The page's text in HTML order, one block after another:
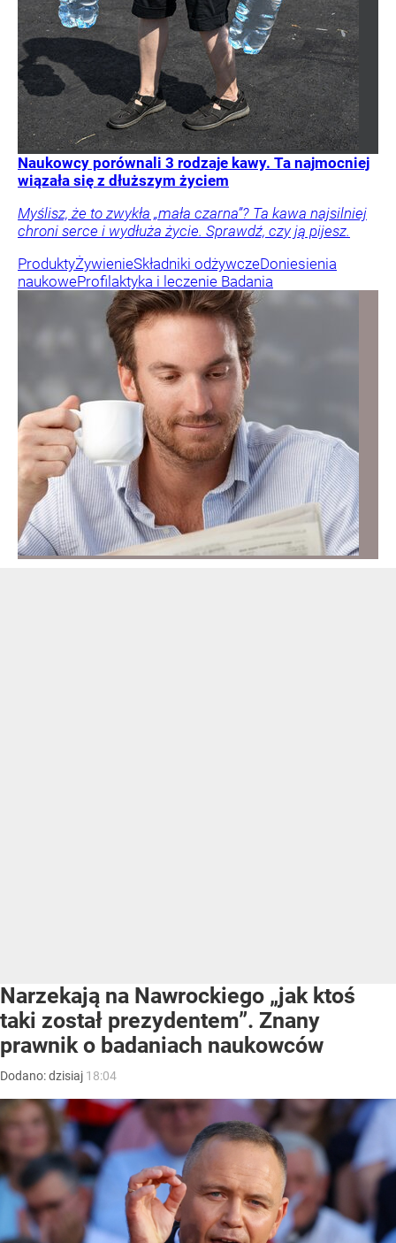
Naukowcy porównali 3 rodzaje kawy. Ta najmocniej
wiązała się z dłuższym życiem
Myślisz, że to zwykła „mała czarna”? Ta kawa najsilniej
chroni serce i wydłuża życie. Sprawdź, czy ją pijesz.
ProduktyŻywienieSkładniki odżywczeDoniesienia
naukoweProfilaktyka i leczenie Badania
Narzekają na Nawrockiego „jak ktoś
taki został prezydentem”. Znany
prawnik o badaniach naukowców
Dodano:dzisiaj 18:04